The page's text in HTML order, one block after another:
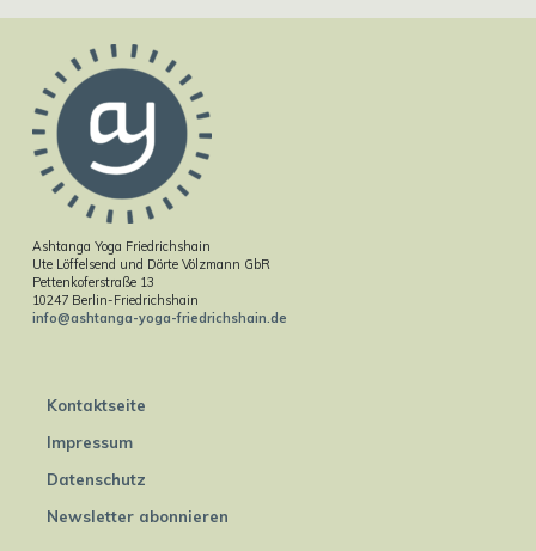
Ashtanga Yoga Friedrichshain
Ute Löffelsend und Dörte Völzmann GbR
Pettenkoferstraße 13
10247 Berlin-Friedrichshain
info@ashtanga-yoga-friedrichshain.de
Kontaktseite
Impressum
Datenschutz
Newsletter abonnieren